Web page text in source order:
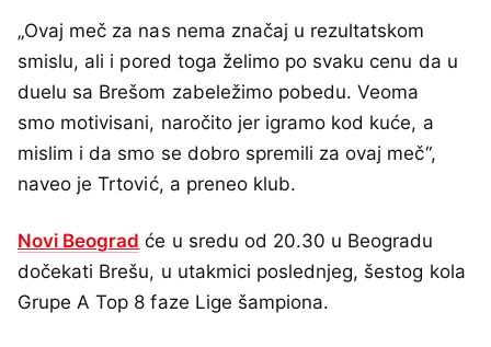
„Ovaj meč za nas nema značaj u rezultatskom
smislu, ali i pored toga želimo po svaku cenu da u
duelu sa Brešom zabeležimo pobedu. Veoma
smo motivisani, naročito jer igramo kod kuće, a
mislim i da smo se dobro spremili za ovaj meč“,
naveo je Trtović, a preneo klub.
Novi Beograd će u sredu od 20.30 u Beogradu
dočekati Brešu, u utakmici poslednjeg, šestog kola
Grupe A Top 8 faze Lige šampiona.